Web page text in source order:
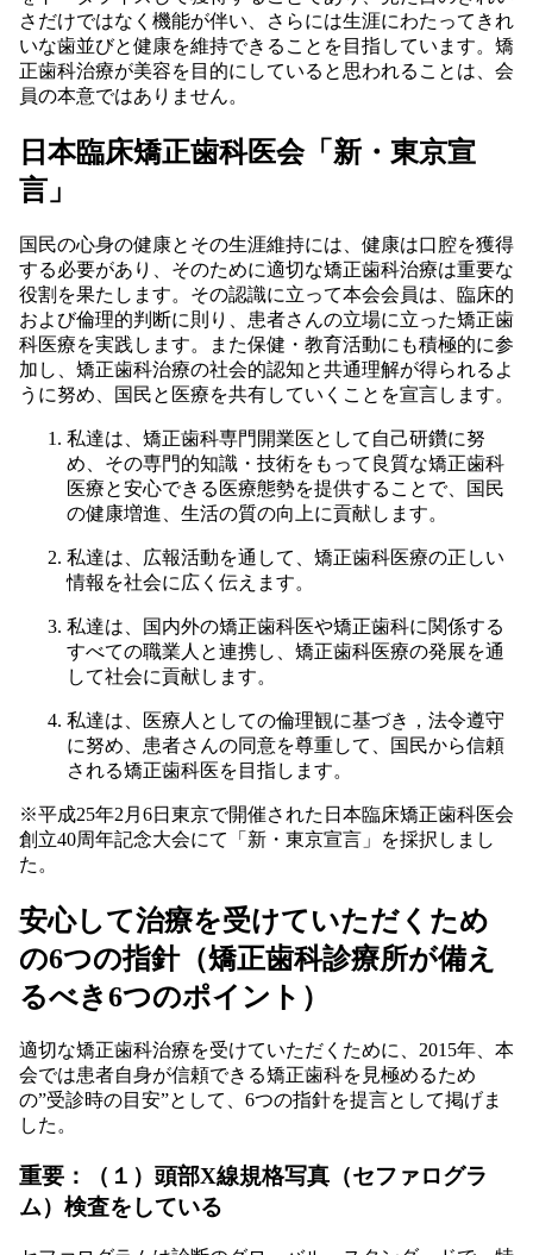
さだけではなく機能が伴い、さらには生涯にわたってきれ
いな歯並びと健康を維持できることを目指しています。矯
正歯科治療が美容を目的にしていると思われることは、会
員の本意ではありません。
日本臨床矯正歯科医会「新・東京宣
言」
国民の心身の健康とその生涯維持には、健康は口腔を獲得
する必要があり、そのために適切な矯正歯科治療は重要な
役割を果たします。その認識に立って本会会員は、臨床的
および倫理的判断に則り、患者さんの立場に立った矯正歯
科医療を実践します。また保健・教育活動にも積極的に参
加し、矯正歯科治療の社会的認知と共通理解が得られるよ
うに努め、国民と医療を共有していくことを宣言します。
私達は、矯正歯科専門開業医として自己研鑽に努
め、その専門的知識・技術をもって良質な矯正歯科
医療と安心できる医療態勢を提供することで、国民
の健康増進、生活の質の向上に貢献します。
私達は、広報活動を通して、矯正歯科医療の正しい
情報を社会に広く伝えます。
私達は、国内外の矯正歯科医や矯正歯科に関係する
すべての職業人と連携し、矯正歯科医療の発展を通
して社会に貢献します。
私達は、医療人としての倫理観に基づき，法令遵守
に努め、患者さんの同意を尊重して、国民から信頼
される矯正歯科医を目指します。
※平成25年2月6日東京で開催された日本臨床矯正歯科医会
創立40周年記念大会にて「新・東京宣言」を採択しまし
た。
安心して治療を受けていただくため
の6つの指針（矯正歯科診療所が備え
るべき6つのポイント）
適切な矯正歯科治療を受けていただくために、2015年、本
会では患者自身が信頼できる矯正歯科を見極めるため
の”受診時の目安”として、6つの指針を提言として掲げま
した。
重要：（１）頭部X線規格写真（セファログラ
ム）検査をしている